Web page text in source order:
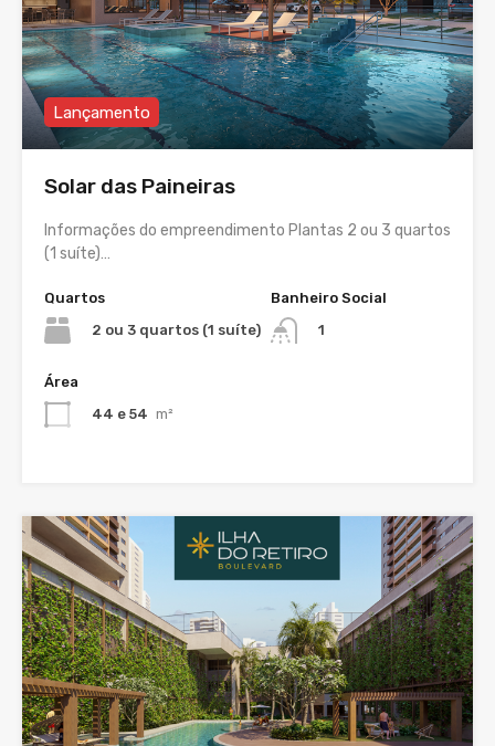
Lançamento
Solar das Paineiras
Informações do empreendimento Plantas 2 ou 3 quartos
(1 suíte)…
Quartos
2 ou 3 quartos (1 suíte)
Banheiro Social
1
Área
44 e 54 m²